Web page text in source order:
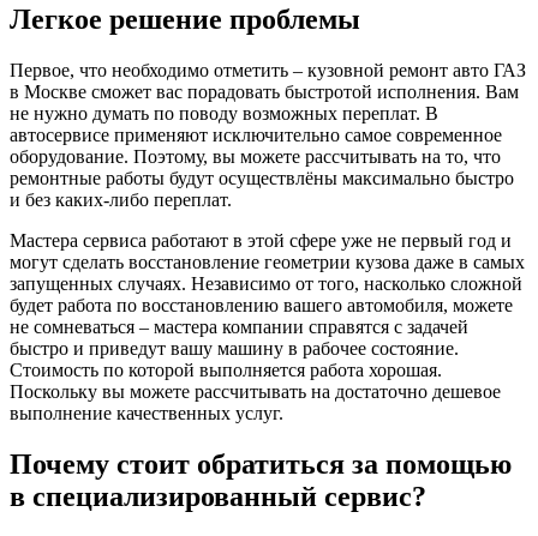
Легкое решение проблемы
Первое, что необходимо отметить – кузовной ремонт авто ГАЗ
в Москве сможет вас порадовать быстротой исполнения. Вам
не нужно думать по поводу возможных переплат. В
автосервисе применяют исключительно самое современное
оборудование. Поэтому, вы можете рассчитывать на то, что
ремонтные работы будут осуществлёны максимально быстро
и без каких-либо переплат.
Мастера сервиса работают в этой сфере уже не первый год и
могут сделать восстановление геометрии кузова даже в самых
запущенных случаях. Независимо от того, насколько сложной
будет работа по восстановлению вашего автомобиля, можете
не сомневаться – мастера компании справятся с задачей
быстро и приведут вашу машину в рабочее состояние.
Стоимость по которой выполняется работа хорошая.
Поскольку вы можете рассчитывать на достаточно дешевое
выполнение качественных услуг.
Почему стоит обратиться за помощью
в специализированный сервис?